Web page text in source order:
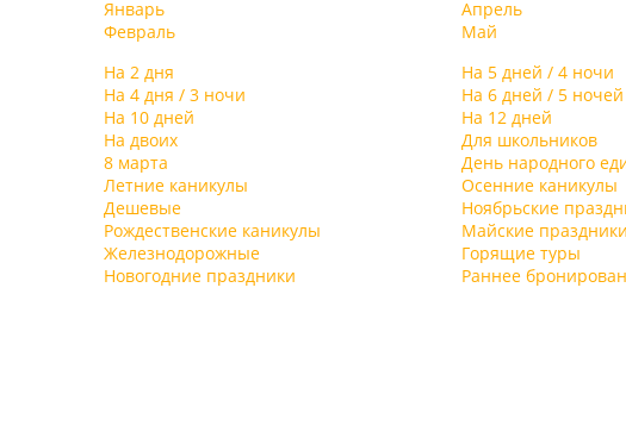
физиотерапии, массажа, ингаляторий, фито-бар.
Оздоровлению отдыхающих пансионата «Москва-
Крым» способствует и спортивный комплекс. В нем
есть теннисный корт, фитнес-зал, волейбольная и
баскетбольная площадки, 25-метровый
плавательный бассейн, тренажеры. Отдых
разнообразят бильярд, экскурсионное бюро, баня
и сауна. На территории лобби доступен
бесплатный Интернет. Оставить под надежным
присмотром личный автомобиль можно на
охраняемой стоянке.
Для юных гостей санатория «Москва-Крым» в
Январь
Февраль
Апрель
Май
На 2 дня На 5 дней / 4 ночи
На 4 дня / 3 ночи
На 6 дней / 5 ночей
На 10 дней
На 12 дней
На двоих
Для школьников
8 марта
День народного
Летние каникулы
Осенние каникулы
Дешевые
Ноябрьские
Рождественские каникулы
Майские праздники
Железнодорожные
Горящие туры
Новогодние праздники
Раннее